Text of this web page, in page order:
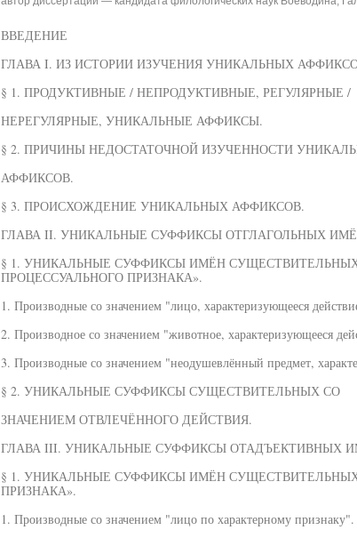
ВВЕДЕНИЕ
ГЛАВА I. ИЗ ИСТОРИИ ИЗУЧЕНИЯ УНИКАЛЬНЫХ
§ 1. ПРОДУКТИВНЫЕ / НЕПРОДУКТИВНЫЕ, РЕГУЛЯРНЫЕ /
НЕРЕГУЛЯРНЫЕ, УНИКАЛЬНЫЕ АФФИКСЫ.
§ 2. ПРИЧИНЫ НЕДОСТАТОЧНОЙ ИЗУЧЕННОСТИ
АФФИКСОВ.
§ 3. ПРОИСХОЖДЕНИЕ УНИКАЛЬНЫХ АФФИКСОВ.
ГЛАВА II. УНИКАЛЬНЫЕ СУФФИКСЫ ОТГЛАГОЛЬНЫХ
§ 1. УНИКАЛЬНЫЕ СУФФИКСЫ ИМЁН
ПРОЦЕССУАЛЬНОГО ПРИЗНАКА».
1. Производные со значением "лицо, характеризующееся
2. Производное со значением "животное, характеризующееся
3. Производные со значением "неодушевлённый предмет,
§ 2. УНИКАЛЬНЫЕ СУФФИКСЫ СУЩЕСТВИТЕЛЬНЫХ СО
ЗНАЧЕНИЕМ ОТВЛЕЧЁННОГО ДЕЙСТВИЯ.
ГЛАВА III. УНИКАЛЬНЫЕ СУФФИКСЫ ОТАДЪЕКТИВНЫХ
§ 1. УНИКАЛЬНЫЕ СУФФИКСЫ ИМЁН
ПРИЗНАКА».
1. Производные со значением "лицо по характерному признаку".